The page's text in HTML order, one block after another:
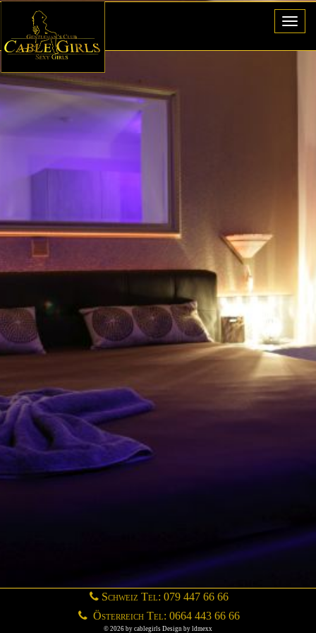
Schweiz Tel: 079 447 66 66
Österreich Tel: 0664 443 66 66
© 2026 by cablegirls Design by ldmexx